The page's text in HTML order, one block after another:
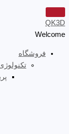
QK3D
Welcome
فروشگاه